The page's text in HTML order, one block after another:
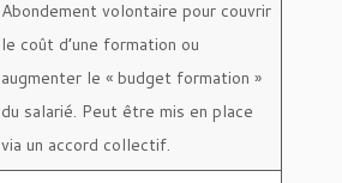
Abondement volontaire pour couvrir
le coût d’une formation ou
augmenter le « budget formation »
du salarié. Peut être mis en place
via un accord collectif.